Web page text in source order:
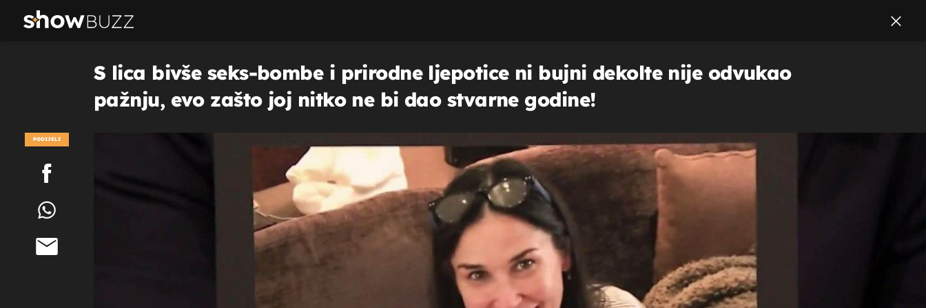
S lica bivše seks-bombe i prirodne ljepotice ni bujni dekolte nije odvukao
pažnju, evo zašto joj nitko ne bi dao stvarne godine!
PODIJELI